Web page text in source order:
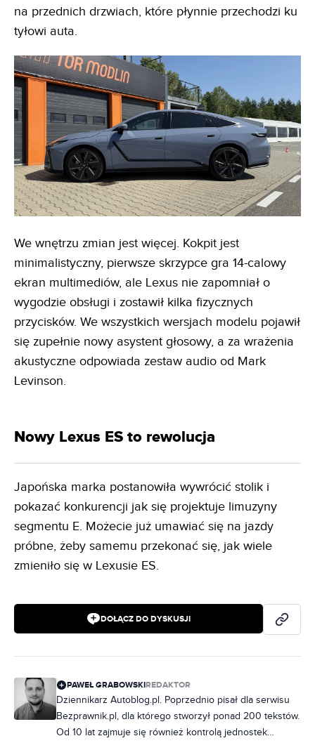
na przednich drzwiach, które płynnie przechodzi ku
tyłowi auta.
We wnętrzu zmian jest więcej. Kokpit jest
minimalistyczny, pierwsze skrzypce gra 14-calowy
ekran multimediów, ale Lexus nie zapomniał o
wygodzie obsługi i zostawił kilka fizycznych
przycisków. We wszystkich wersjach modelu pojawił
się zupełnie nowy asystent głosowy, a za wrażenia
akustyczne odpowiada zestaw audio od Mark
Levinson.
Nowy Lexus ES to rewolucja
Japońska marka postanowiła wywrócić stolik i
pokazać konkurencji jak się projektuje limuzyny
segmentu E. Możecie już umawiać się na jazdy
próbne, żeby samemu przekonać się, jak wiele
zmieniło się w Lexusie ES.
DOŁĄCZ DO DYSKUSJI
PAWEŁ GRABOWSKIREDAKTOR
Dziennikarz Autoblog.pl. Poprzednio pisał dla serwisu
Bezprawnik.pl, dla którego stworzył ponad 200 tekstów.
Od 10 lat zajmuje się również kontrolą jednostek